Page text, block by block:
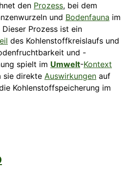
den Prozess, bei dem
und Bodenfauna im
Dieser Prozess ist ein
des Kohlenstoffkreislaufs und
und -
spielt im Umwelt-Kontext
sie direkte Auswirkungen auf
Kohlenstoffspeicherung im